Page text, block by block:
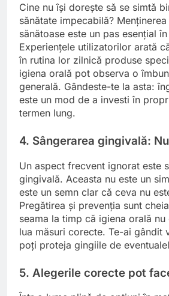
Cine nu își dorește să se simtă
sănătate impecabilă?
sănătoase este un pas esențial
Experiențele utilizatorilor arată
în rutina lor zilnică produse
igiena orală pot observa o
generală. Gândeste-te la asta:
este un mod de a investi în
termen lung.
4. Sângerarea gingivală:
Un aspect frecvent ignorat este
gingivală. Aceasta nu este un
este un semn clar că ceva nu
Pregătirea și prevenția sunt
seama la timp că igiena orală
lua măsuri corecte. Te-ai gândit
poți proteja gingiile de
5. Alegerile corecte pot